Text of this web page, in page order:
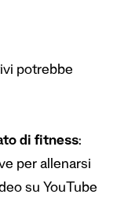
potrebbe
di fitness:
per allenarsi
su YouTube